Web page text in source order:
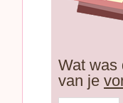
Wat was
van je